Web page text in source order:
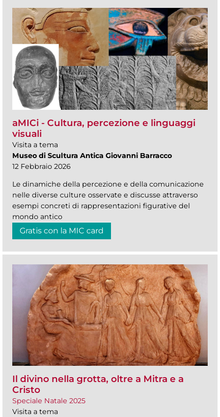
aMICi - Cultura, percezione e linguaggi
visuali
Visita a tema
Museo di Scultura Antica Giovanni Barracco
12 Febbraio 2026
Le dinamiche della percezione e della comunicazione
nelle diverse culture osservate e discusse attraverso
esempi concreti di rappresentazioni figurative del
mondo antico
Gratis con la MIC card
Il divino nella grotta, oltre a Mitra e a
Cristo
Speciale Natale 2025
Visita a tema